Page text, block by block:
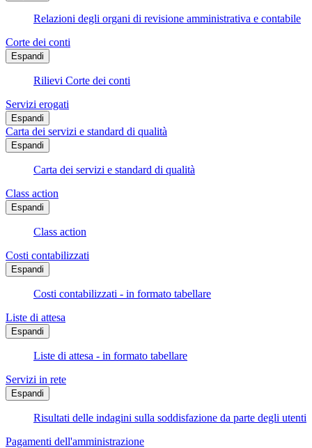
Relazioni degli organi di revisione amministrativa e contabile
Corte dei conti
Espandi
Rilievi Corte dei conti
Servizi erogati
Espandi
Carta dei servizi e standard di qualità
Espandi
Carta dei servizi e standard di qualità
Class action
Espandi
Class action
Costi contabilizzati
Espandi
Costi contabilizzati - in formato tabellare
Liste di attesa
Espandi
Liste di attesa - in formato tabellare
Servizi in rete
Espandi
Risultati delle indagini sulla soddisfazione da parte degli utenti
Pagamenti dell'amministrazione